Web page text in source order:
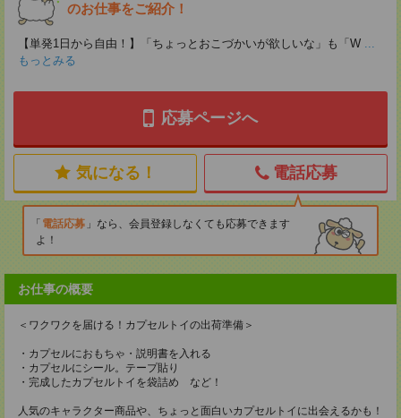
のお仕事をご紹介！
【単発1日から自由！】「ちょっとおこづかいが欲しいな」も「W ...
もっとみる
応募ページへ
気になる！ 電話応募
電話応募
なら、会員登録しなくても応募できます
よ！
お仕事の概要
＜ワクワクを届ける！カプセルトイの出荷準備＞
・カプセルにおもちゃ・説明書を入れる
・カプセルにシール。テープ貼り
・完成したカプセルトイを袋詰め など！
人気のキャラクター商品や、ちょっと面白いカプセルトイに出会えるかも！